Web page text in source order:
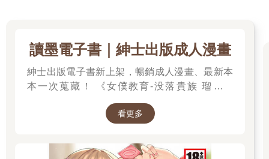
讀墨電子書｜紳士出版成人漫畫
紳士出版電子書新上架，暢銷成人漫畫、最新本
本一次蒐藏！ 《女僕教育-没落貴族 瑠璃川
●得死去活來》等熱門系列作品任君挑選，隨時
看更多